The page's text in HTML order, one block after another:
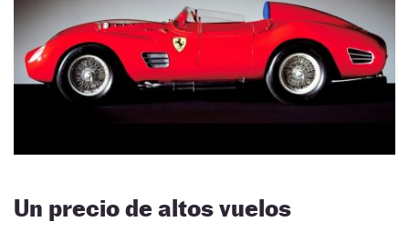
Un precio de altos vuelos